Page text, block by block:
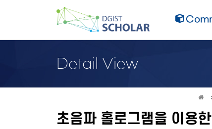
Detail View
초음파 홀로그램을 이용